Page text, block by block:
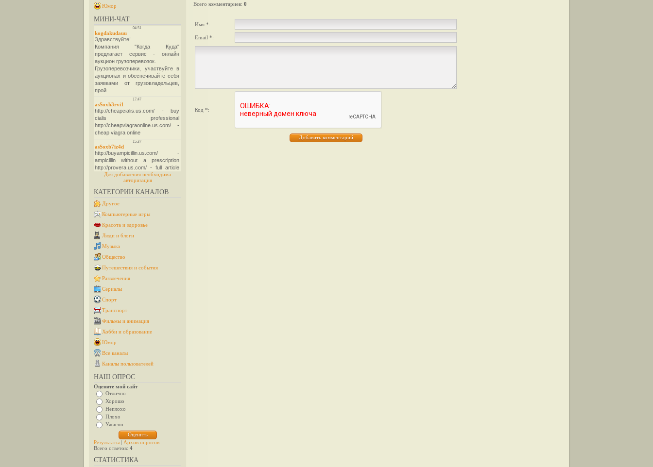
Юмор
МИНИ-ЧАТ
Для добавления необходима
авторизация
КАТЕГОРИИ КАНАЛОВ
Другое
Компьютерные игры
Красота и здоровье
Люди и блоги
Музыка
Общество
Путешествия и события
Развлечения
Сериалы
Спорт
Транспорт
Фильмы и анимация
Хобби и образование
Юмор
Все каналы
Каналы пользователей
НАШ ОПРОС
Оцените мой сайт
Отлично
Хорошо
Неплохо
Плохо
Ужасно
Результаты | Архив опросов
Всего ответов: 4
СТАТИСТИКА
Всего комментариев: 0
Имя *:
Email *:
Код *: